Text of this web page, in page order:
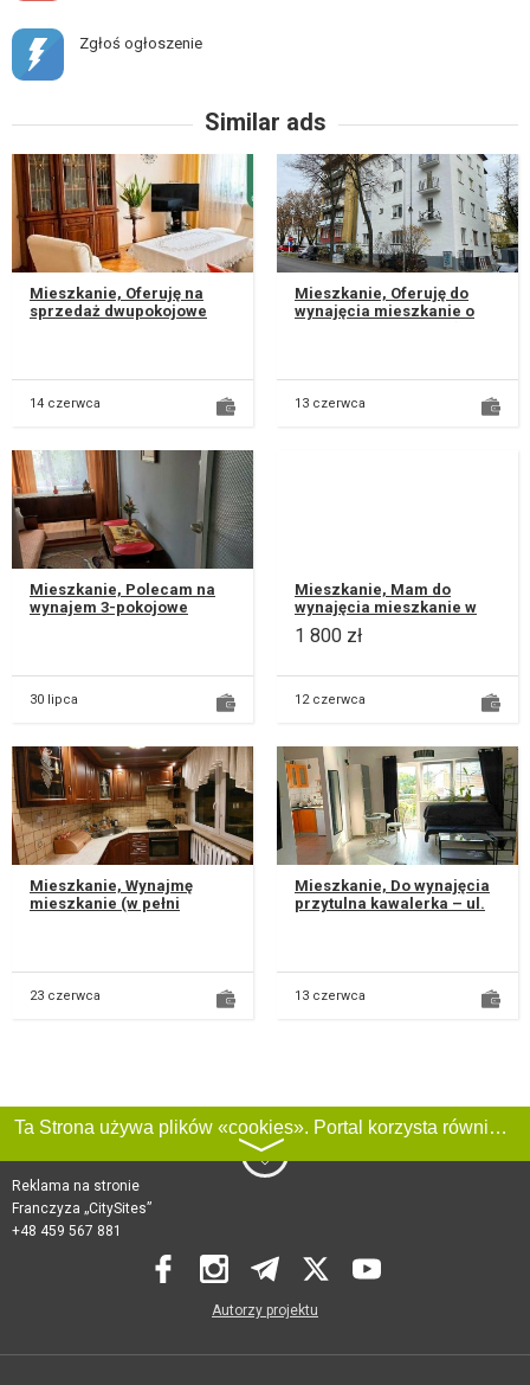
Zgłoś ogłoszenie
Similar ads
Mieszkanie, Oferuję na
sprzedaż dwupokojowe
14 czerwca
Mieszkanie, Oferuję do
wynajęcia mieszkanie o
13 czerwca
Mieszkanie, Polecam na
wynajem 3-pokojowe
30 lipca
Mieszkanie, Mam do
wynajęcia mieszkanie w
Centrum Lublina
1 800 zł
12 czerwca
Mieszkanie, Wynajmę
mieszkanie (w pełni
23 czerwca
Mieszkanie, Do wynajęcia
przytulna kawalerka – ul.
13 czerwca
Ta Strona używa plików «cookies». Portal korzysta również z serwisu internetowego do zbierania danych technicznych o odwiedzających w celu uzyskania informacji marketingowych i statystycznych. Warunki przetwarzania danych odwiedzających Stronę, patrz:
〉
Reklama na stronie
Franczyza „CitySites”
+48 459 567 881
Autorzy projektu